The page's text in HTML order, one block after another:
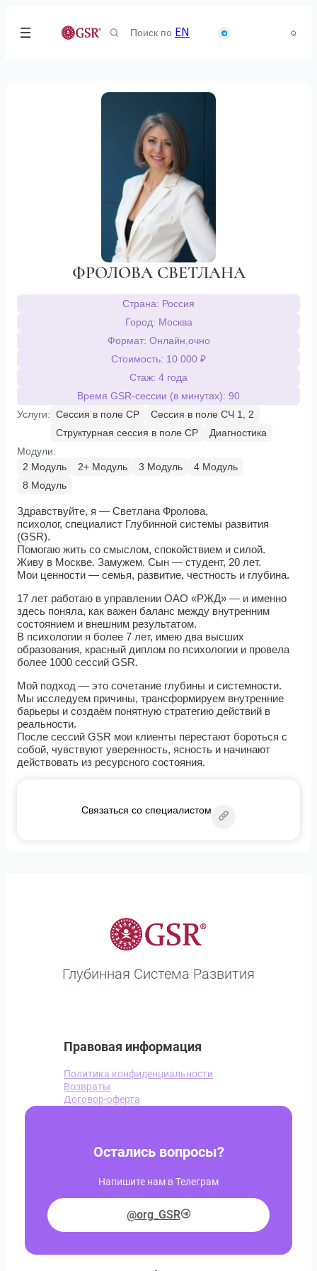
for:
EN
ФРОЛОВА СВЕТЛАНА
Страна: Россия
Город: Москва
Формат: Онлайн,очно
Стоимость: 10 000 ₽
Стаж: 4 года
Время GSR-сессии (в минутах): 90
Услуги: Сессия в поле СР
Сессия в поле СЧ 1, 2
Структурная сессия в поле СР
Диагностика
Модули:
2 Модуль
2+ Модуль 3 Модуль
4 Модуль
8 Модуль
Здравствуйте, я — Светлана Фролова,
психолог, специалист Глубинной системы развития
(GSR).
Помогаю жить со смыслом, спокойствием и силой.
Живу в Москве. Замужем. Сын — студент, 20 лет.
Мои ценности — семья, развитие, честность и глубина.
17 лет работаю в управлении ОАО «РЖД» — и именно
здесь поняла, как важен баланс между внутренним
состоянием и внешним результатом.
В психологии я более 7 лет, имею два высших
образования, красный диплом по психологии и провела
более 1000 сессий GSR.
Мой подход — это сочетание глубины и системности.
Мы исследуем причины, трансформируем внутренние
барьеры и создаём понятную стратегию действий в
реальности.
После сессий GSR мои клиенты перестают бороться с
собой, чувствуют уверенность, ясность и начинают
действовать из ресурсного состояния.
Связаться со специалистом
Глубинная Система Развития
Правовая информация
Политика конфиденциальности
Возвраты
Договор-оферта
Остались вопросы?
Напишите нам в Телеграм
@org_GSR